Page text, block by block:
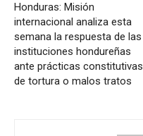
Honduras: Misión
internacional analiza esta
semana la respuesta de las
instituciones hondureñas
ante prácticas constitutivas
de tortura o malos tratos